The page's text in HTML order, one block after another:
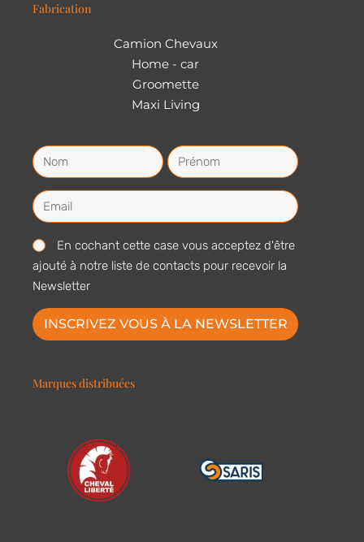
Fabrication
Camion Chevaux
Home - car
Groomette
Maxi Living
En cochant cette case vous acceptez d'être
ajouté à notre liste de contacts pour recevoir la
Newsletter
INSCRIVEZ VOUS À LA NEWSLETTER
Marques distribuées